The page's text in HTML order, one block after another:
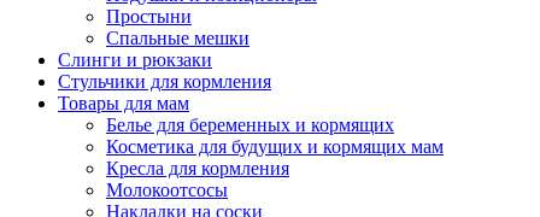
Простыни
Спальные мешки
Слинги и рюкзаки
Стульчики для кормления
Товары для мам
Белье для беременных и кормящих
Косметика для будущих и кормящих мам
Кресла для кормления
Молокоотсосы
Накладки на соски